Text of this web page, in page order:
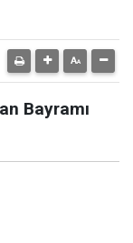
Bayramı